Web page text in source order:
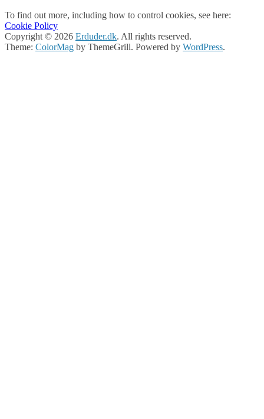
To find out more, including how to control cookies, see here:
Cookie Policy
Copyright © 2026 Erduder.dk. All rights reserved.
Theme: ColorMag by ThemeGrill. Powered by WordPress.